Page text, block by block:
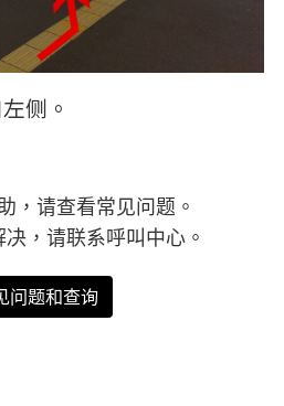
侧。
，请查看常见问题。
，请联系呼叫中心。
问题和查询